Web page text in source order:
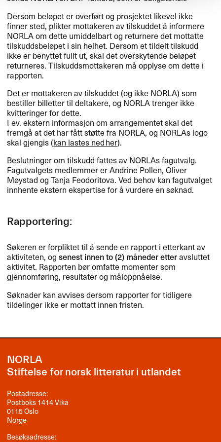
Dersom beløpet er overført og prosjektet likevel ikke
finner sted, plikter mottakeren av tilskuddet å informere
NORLAom dette umiddelbart og returnere det mottatte
tilskuddsbeløpet i sin helhet. Dersom et tildelt tilskudd
ikke er benyttet fullt ut, skal det overskytende beløpet
returneres. Tilskuddsmottakeren må opplyse om dette i
rapporten.
Det er mottakeren av tilskuddet (og ikke NORLA) som
bestiller billetter til deltakere, og NORLAtrenger ikke
kvitteringer for dette.
I ev. ekstern informasjon om arrangementet skal det
fremgå at det har fått støtte fra NORLA, og NORLAs logo
skal gjengis (kan lastes ned her).
Beslutninger om tilskudd fattes av NORLAs fagutvalg.
Fagutvalgets medlemmer er Andrine Pollen, Oliver
Møystad og Tanja Feodoritova. Ved behov kan fagutvalget
innhente ekstern ekspertise for å vurdere en søknad.
Rapportering:
Søkeren er forpliktet til å sende en rapport i etterkant av
aktiviteten, ogsenest innen to (2) måneder etteravsluttet
aktivitet. Rapporten bør omfatte momenter som
gjennomføring, resultater og måloppnåelse.
Søknader kan avvises dersom rapporter for tidligere
tildelinger ikke er mottatt innen fristen.
NORLA
Stiftelse for norsk litteratur i utlandet
Postadresse:
Postboks 1414 Vika
0115 Oslo
Norge
Besøksadresse: